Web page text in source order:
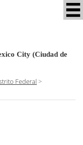
City (Ciudad de
Federal >